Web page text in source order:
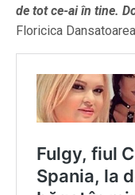
de tot ce-ai în tine.
Floricica